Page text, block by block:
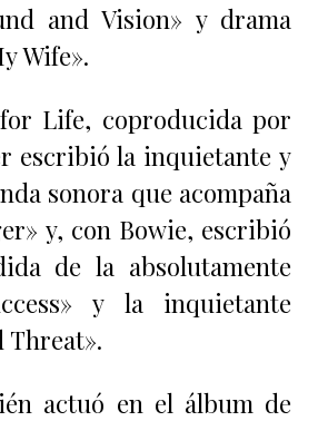
and Vision» y drama
Wife».
Life, coproducida por
escribió la inquietante y
sonora que acompaña
y, con Bowie, escribió
de la absolutamente
y la inquietante
Threat».
actuó en el álbum de